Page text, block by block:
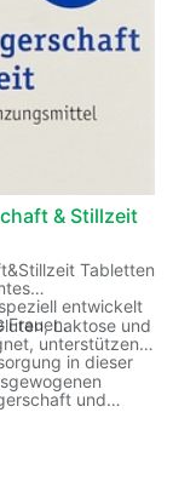
& Stillzeit
Tabletten
entwickelt
Frauen.Laktose und
unterstützen
in dieser
und